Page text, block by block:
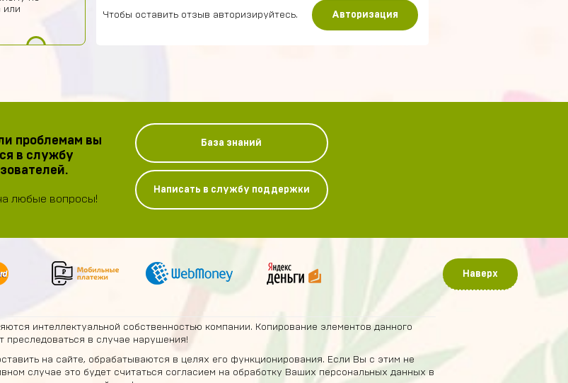
или
Чтобы оставить отзыв авторизируйтесь. Авторизация
проблемам вы
в службу
любые вопросы!
База знаний
Написать в службу поддержки
Наверх
интеллектуальной собственностью компании. Копирование элементов данного
в случае нарушения!
на сайте, обрабатываются в целях его функционирования. Если Вы с этим не
случае это будет считаться согласием на обработку Ваших персональных данных в